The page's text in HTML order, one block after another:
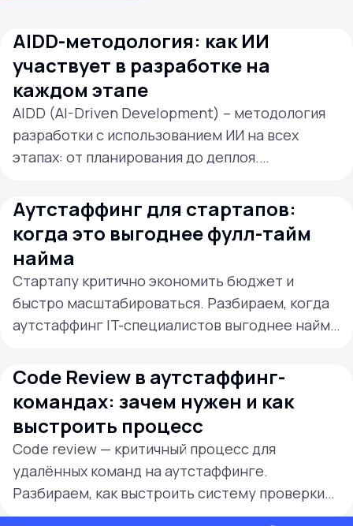
AIDD-методология: как ИИ
участвует в разработке на
каждом этапе
AIDD (AI-Driven Development) – методология
разработки с использованием ИИ на всех
этапах: от планирования до деплоя.
результаты даёт бизнесу.
Аутстаффинг для стартапов:
когда это выгоднее фулл-тайм
найма
Стартапу критично экономить бюджет и
быстро масштабироваться. Разбираем, когда
аутстаффинг IT-специалистов выгоднее найма
Code Review в аутстаффинг-
командах: зачем нужен и как
выстроить процесс
Code review — критичный процесс для
удалённых команд на аутстаффинге.
Разбираем, как выстроить систему проверки
кода, которая не тормозит разработку и